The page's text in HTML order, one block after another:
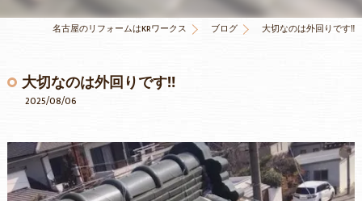
名古屋のリフォームはKRワークス ブログ 大切なのは外回りです‼
大切なのは外回りです‼
2025/08/06